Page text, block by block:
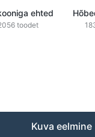
ehted
toodet
Kuva eelmine